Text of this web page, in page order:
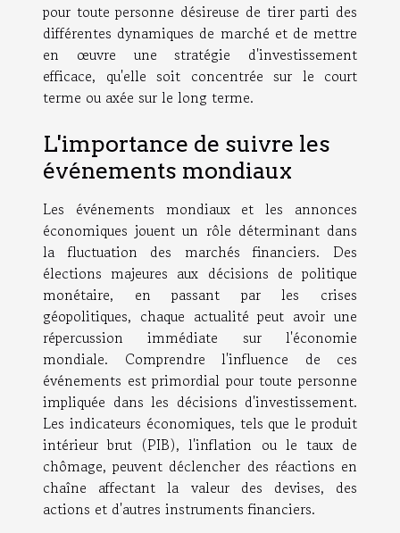
pour toute personne désireuse de tirer parti des
différentes dynamiques de marché et de mettre
en œuvre une stratégie d'investissement
efficace, qu'elle soit concentrée sur le court
terme ou axée sur le long terme.
L'importance de suivre les
événements mondiaux
Les événements mondiaux et les annonces
économiques jouent un rôle déterminant dans
la fluctuation des marchés financiers. Des
élections majeures aux décisions de politique
monétaire, en passant par les crises
géopolitiques, chaque actualité peut avoir une
répercussion immédiate sur l'économie
mondiale. Comprendre l'influence de ces
événements est primordial pour toute personne
impliquée dans les décisions d'investissement.
Les indicateurs économiques, tels que le produit
intérieur brut (PIB), l'inflation ou le taux de
chômage, peuvent déclencher des réactions en
chaîne affectant la valeur des devises, des
actions et d'autres instruments financiers.